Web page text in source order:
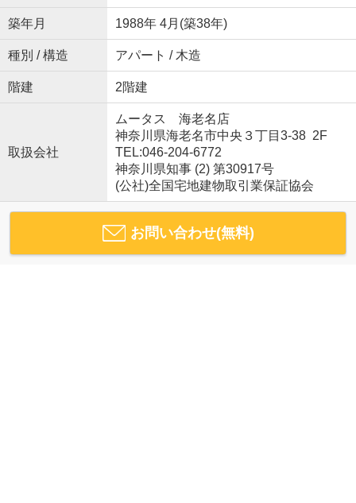
築年月 1988年 4月(築38年)
種別 / 構造 アパート / 木造
階建 2階建
取扱会社
ムータス 海老名店
神奈川県海老名市中央３丁目3-38 2F
TEL:046-204-6772
神奈川県知事 (2) 第30917号
(公社)全国宅地建物取引業保証協会
お問い合わせ(無料)